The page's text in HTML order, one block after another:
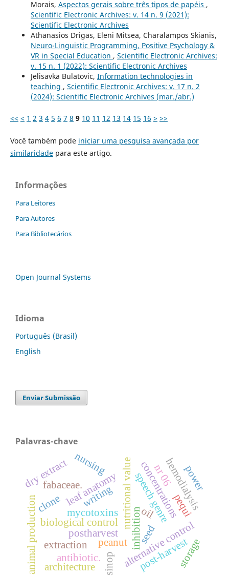
Morais, Aspectos gerais sobre três tipos de papéis ,
Scientific Electronic Archives: v. 14 n. 9 (2021):
Scientific Electronic Archives
Athanasios Drigas, Eleni Mitsea, Charalampos Skianis,
Neuro-Linguistic Programming, Positive Psychology &
VR in Special Education , Scientific Electronic Archives:
v. 15 n. 1 (2022): Scientific Electronic Archives
Jelisavka Bulatovic, Information technologies in
teaching , Scientific Electronic Archives: v. 17 n. 2
(2024): Scientific Electronic Archives (mar./abr.)
<< < 1 2 3 4 5 6 7 8 9 10 11 12 13 14 15 16 > >>
Você também pode iniciar uma pesquisa avançada por
similaridadepara este artigo.
Informações
Para Leitores
Para Autores
Para Bibliotecários
Open Journal Systems
Idioma
Português (Brasil)
English
Enviar Submissão
Palavras-chave
concentrations
inhibition
postharvest alternative control
extraction
nutritional value oil pequi
biological control
post-harvest
mycotoxins
peanut
leaf anatomy
fabaceae.writing speech genre
dry extract hemodialysis
nursing
animal production storage
seed
clone
sinop
antibiotic.
nr 06
architecture
power